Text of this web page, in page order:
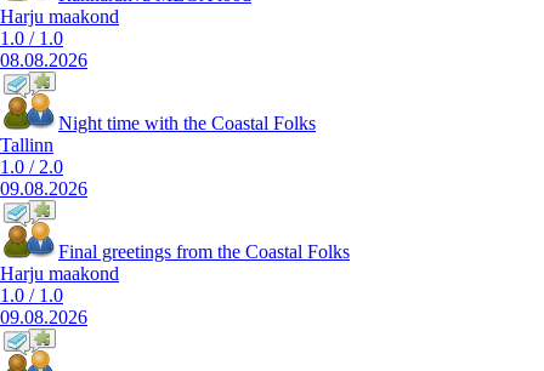
Harju maakond
1.0 / 1.0
08.08.2026
Night time with the Coastal Folks
Tallinn
1.0 / 2.0
09.08.2026
Final greetings from the Coastal Folks
Harju maakond
1.0 / 1.0
09.08.2026